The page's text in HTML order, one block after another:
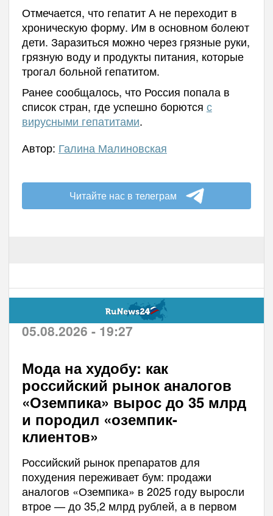
Отмечается, что гепатит А не переходит в
хроническую форму. Им в основном болеют
дети. Заразиться можно через грязные руки,
грязную воду и продукты питания, которые
трогал больной гепатитом.
Ранее сообщалось, что Россия попала в
список стран, где успешно борются с
вирусными гепатитами.
Автор: Галина Малиновская
Читайте нас в телеграм
05.08.2026 - 19:27
Мода на худобу: как
российский рынок аналогов
«Оземпика» вырос до 35 млрд
и породил «оземпик-
клиентов»
Российский рынок препаратов для
похудения переживает бум: продажи
аналогов «Оземпика» в 2025 году выросли
втрое — до 35,2 млрд рублей, а в первом